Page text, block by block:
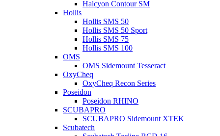
Halcyon Contour SM
Hollis
Hollis SMS 50
Hollis SMS 50 Sport
Hollis SMS 75
Hollis SMS 100
OMS
OMS Sidemount Tesseract
OxyCheq
OxyCheq Recon Series
Poseidon
Poseidon RHINO
SCUBAPRO
SCUBAPRO Sidemount XTEK
Scubatech